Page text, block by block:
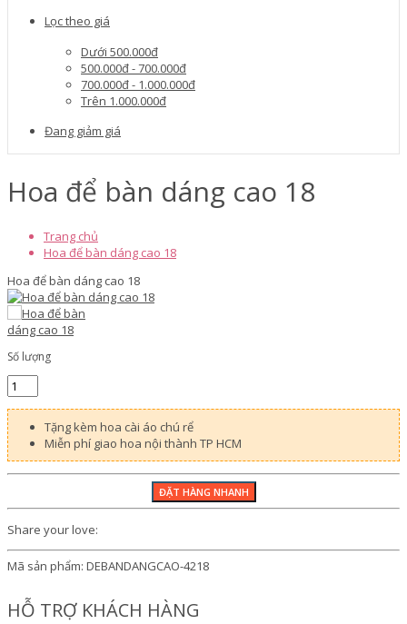
Lọc theo giá
Dưới 500.000đ
500.000đ - 700.000đ
700.000đ - 1.000.000đ
Trên 1.000.000đ
Đang giảm giá
Hoa để bàn dáng cao 18
Trang chủ
Hoa để bàn dáng cao 18
Hoa để bàn dáng cao 18
Số lượng
Tặng kèm hoa cài áo chú rể
Miễn phí giao hoa nội thành TP HCM
Share your love:
Mã sản phẩm: DEBANDANGCAO-4218
HỖ TRỢ KHÁCH HÀNG